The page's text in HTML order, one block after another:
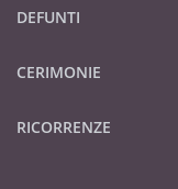
DEFUNTI
CERIMONIE
RICORRENZE